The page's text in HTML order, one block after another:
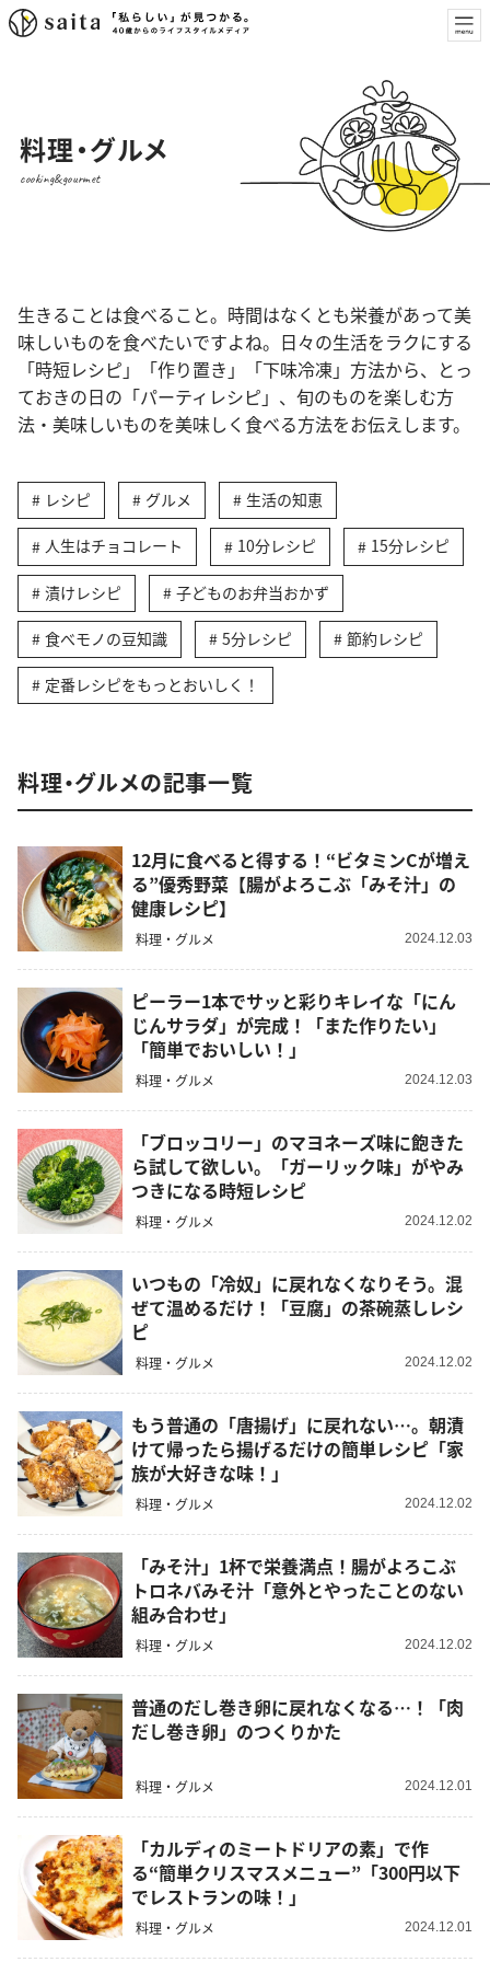
料理・グルメ
cooking&gourmet
生きることは食べること。時間はなくとも栄養があって美
味しいものを食べたいですよね。日々の生活をラクにする
「時短レシピ」「作り置き」「下味冷凍」方法から、とっ
ておきの日の「パーティレシピ」、旬のものを楽しむ方
法・美味しいものを美味しく食べる方法をお伝えします。
レシピ グルメ 生活の知恵
人生はチョコレート 10分レシピ 15分レシピ
漬けレシピ 子どものお弁当おかず
食べモノの豆知識 5分レシピ 節約レシピ
定番レシピをもっとおいしく！
料理・グルメの記事一覧
12月に食べると得する！“ビタミンCが増え
る”優秀野菜【腸がよろこぶ「みそ汁」の
健康レシピ】
料理・グルメ 2024.12.03
ピーラー1本でサッと彩りキレイな「にん
じんサラダ」が完成！「また作りたい」
「簡単でおいしい！」
料理・グルメ 2024.12.03
「ブロッコリー」のマヨネーズ味に飽きた
ら試して欲しい。「ガーリック味」がやみ
つきになる時短レシピ
料理・グルメ 2024.12.02
いつもの「冷奴」に戻れなくなりそう。混
ぜて温めるだけ！「豆腐」の茶碗蒸しレシ
ピ
料理・グルメ 2024.12.02
もう普通の「唐揚げ」に戻れない…。朝漬
けて帰ったら揚げるだけの簡単レシピ「家
族が大好きな味！」
料理・グルメ 2024.12.02
「みそ汁」1杯で栄養満点！腸がよろこぶ
トロネバみそ汁「意外とやったことのない
組み合わせ」
料理・グルメ 2024.12.02
普通のだし巻き卵に戻れなくなる…！「肉
だし巻き卵」のつくりかた
料理・グルメ 2024.12.01
「カルディのミートドリアの素」で作
る“簡単クリスマスメニュー”「300円以下
でレストランの味！」
料理・グルメ 2024.12.01